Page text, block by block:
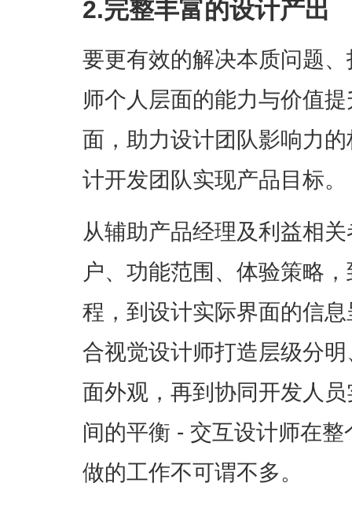
2.完整丰富的设计产出
要更有效的解决本质问题
师个人层面的能力与价值
面，助力设计团队影响力
计开发团队实现产品目标。
从辅助产品经理及利益相
户、功能范围、体验策略
程，到设计实际界面的信
合视觉设计师打造层级分
面外观，再到协同开发人
间的平衡 - 交互设计师在
做的工作不可谓不多。